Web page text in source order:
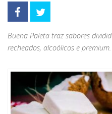
Buena Paleta traz sabores
recheados, alcoólicos e